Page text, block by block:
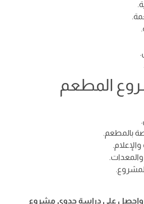
المطعم
بالمطعم.
والمعدات.
على دراسة جدوى مشروع